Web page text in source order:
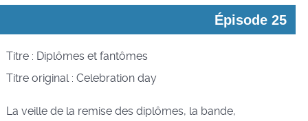
Épisode 25
Titre : Diplômes et fantômes
Titre original : Celebration day
La veille de la remise des diplômes, la bande,